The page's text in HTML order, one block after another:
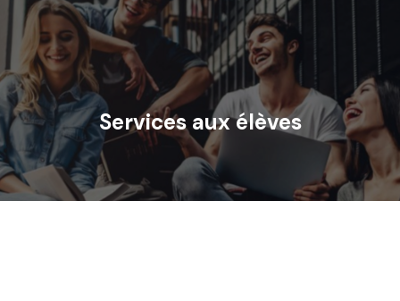
Services aux élèves